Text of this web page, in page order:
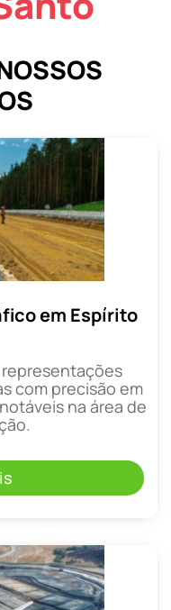
em Espírito
representações
com precisão em
na área de